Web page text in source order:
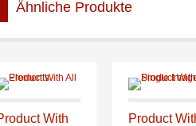
Ähnliche Produkte
With
Product